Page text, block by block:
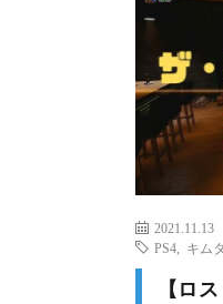
2021.11.13
PS4
キム
【ロ